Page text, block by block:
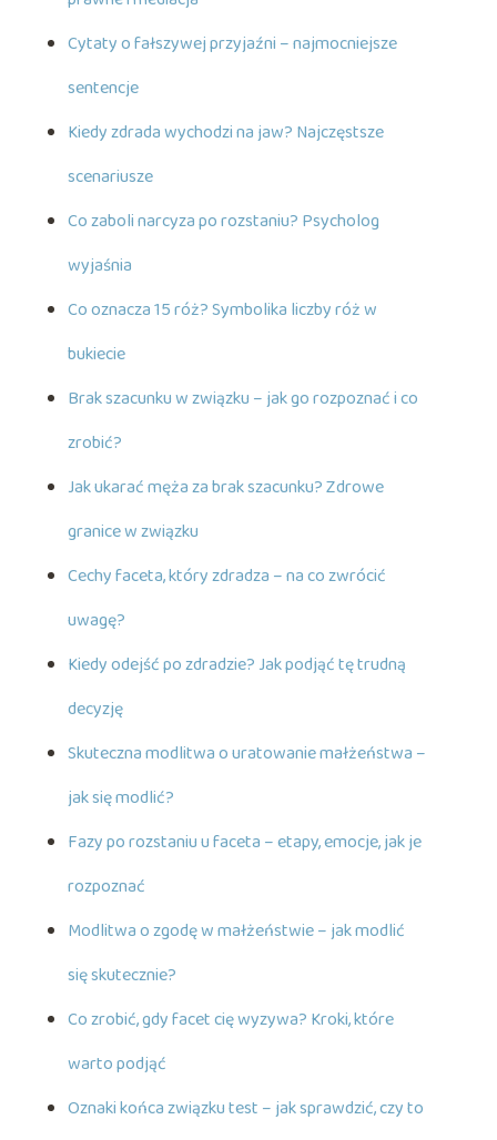
Cytaty o fałszywej przyjaźni – najmocniejsze
sentencje
Kiedy zdrada wychodzi na jaw? Najczęstsze
scenariusze
Co zaboli narcyza po rozstaniu? Psycholog
wyjaśnia
Co oznacza 15 róż? Symbolika liczby róż w
bukiecie
Brak szacunku w związku – jak go rozpoznać i co
zrobić?
Jak ukarać męża za brak szacunku? Zdrowe
granice w związku
Cechy faceta, który zdradza – na co zwrócić
uwagę?
Kiedy odejść po zdradzie? Jak podjąć tę trudną
decyzję
Skuteczna modlitwa o uratowanie małżeństwa –
jak się modlić?
Fazy po rozstaniu u faceta – etapy, emocje, jak je
rozpoznać
Modlitwa o zgodę w małżeństwie – jak modlić
się skutecznie?
Co zrobić, gdy facet cię wyzywa? Kroki, które
warto podjąć
Oznaki końca związku test – jak sprawdzić, czy to